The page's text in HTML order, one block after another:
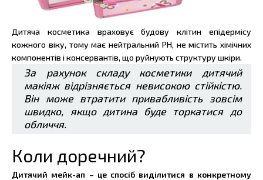
Дитяча косметика враховує будову клітин епідермісу
кожного віку, тому має нейтральний PH, не містить хімічних
компонентів і консервантів, що руйнують структуру шкіри.
За рахунок складу косметики дитячий
макіяж відрізняється невисокою стійкістю.
Він може втратити привабливість зовсім
швидко, якщо дитина буде торкатися до
обличчя.
Коли доречний?
Дитячий мейк-ап – це спосіб виділитися в конкретному